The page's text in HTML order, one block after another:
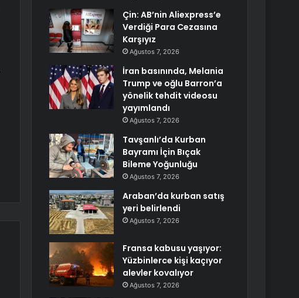
Çin: AB’nin Aliexpress’e
Verdiği Para Cezasına
Karşıyız
Ağustos 7, 2026
İran basınında, Melania
Trump ve oğlu Barron’a
yönelik tehdit videosu
yayımlandı
Ağustos 7, 2026
Tavşanlı’da Kurban
Bayramı İçin Bıçak
Bileme Yoğunluğu
Ağustos 7, 2026
Araban’da kurban satış
yeri belirlendi
Ağustos 7, 2026
Fransa kabusu yaşıyor:
Yüzbinlerce kişi kaçıyor
alevler kovalıyor
Ağustos 7, 2026